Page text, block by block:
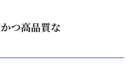
つ高品質な